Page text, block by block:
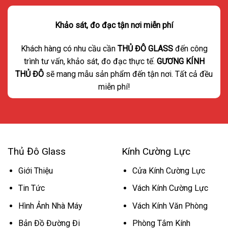
Khảo sát, đo đạc tận nơi miễn phí
Khách hàng có nhu cầu cần THỦ ĐÔ GLASS đến công
trình tư vấn, khảo sát, đo đạc thực tế. GƯƠNG KÍNH
THỦ ĐÔ sẽ mang mẫu sản phẩm đến tận nơi. Tất cả đều
miễn phí!
Thủ Đô Glass
Giới Thiệu
Tin Tức
Hình Ảnh Nhà Máy
Bản Đồ Đường Đi
Kính Cường Lực
Cửa Kính Cường Lực
Vách Kính Cường Lực
Vách Kính Văn Phòng
Phòng Tắm Kính